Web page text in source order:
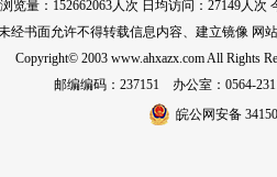
览量： 152662063人次 日均访问： 27149人次
经书面允许不得转载信息内容、建立镜像 网站
Copyright© 2003 www.ahxazx.com All Rights
邮编编码：237151 办公室：0564-
皖公网安备